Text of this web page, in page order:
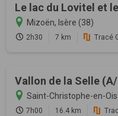
Le lac du Lovitel et
Mizoën, Isère (38)
2h30 7 km Tracé
Vallon de la Selle
Saint-Christophe-en-
7h00 16.4 km